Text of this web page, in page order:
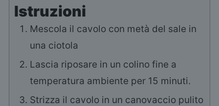
Istruzioni
Mescola il cavolo con metà del sale in
una ciotola
Lascia riposare in un colino fine a
temperatura ambiente per 15 minuti.
Strizza il cavolo in un canovaccio pulito